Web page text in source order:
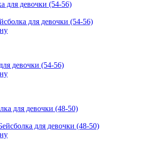
для девочки (54-56)
девочки (54-56)
для девочки (48-50)